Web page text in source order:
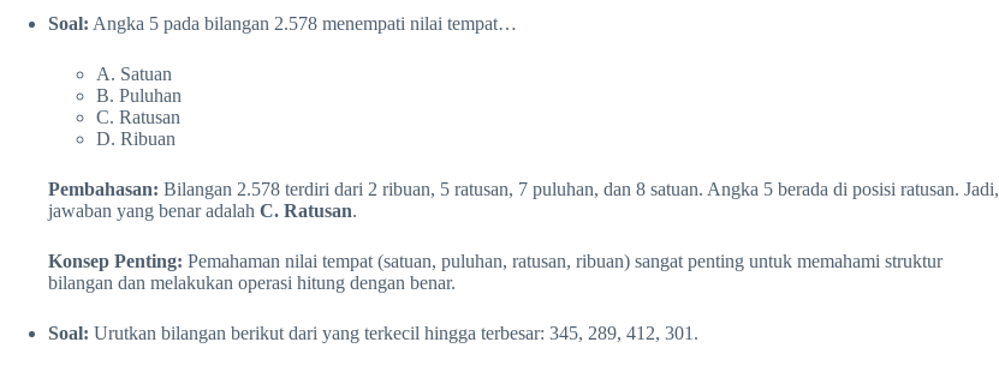
Soal: Angka 5 pada bilangan 2.578 menempati nilai tempat…
A. Satuan
B. Puluhan
C. Ratusan
D. Ribuan
Pembahasan: Bilangan 2.578 terdiri dari 2 ribuan, 5 ratusan, 7 puluhan, dan 8 satuan. Angka 5 berada di posisi ratusan. Jadi,
jawaban yang benar adalah C. Ratusan.
Konsep Penting: Pemahaman nilai tempat (satuan, puluhan, ratusan, ribuan) sangat penting untuk memahami struktur
bilangan dan melakukan operasi hitung dengan benar.
Soal: Urutkan bilangan berikut dari yang terkecil hingga terbesar: 345, 289, 412, 301.